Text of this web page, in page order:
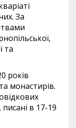
За
та
років
монастирів.
в 17-19